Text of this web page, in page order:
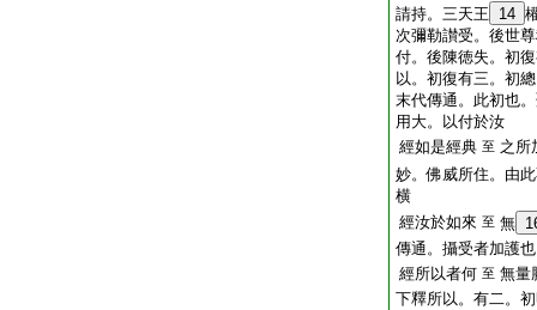
請持。三天王
14
次彌勒讃受。後世
付。後陳徳失。初
以。初復有三。初
末代傳通。此初也
用大。以付於汝
經如是經典 至 之
妙。佛威所住。由
横
經汝於如來 至 無
傳通。攝受者加護
經所以者何 至 無量
下釋所以。有二。